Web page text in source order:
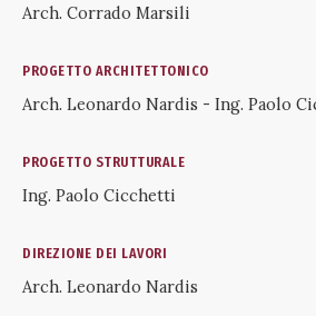
Arch. Corrado Marsili
PROGETTO ARCHITETTONICO
Arch. Leonardo Nardis - Ing. Paolo
PROGETTO STRUTTURALE
Ing. Paolo Cicchetti
DIREZIONE DEI LAVORI
Arch. Leonardo Nardis